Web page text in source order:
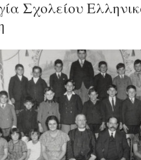
Σχολείου